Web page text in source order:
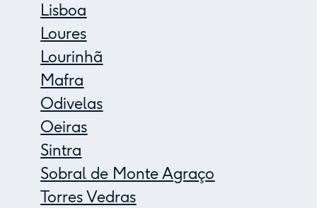
Lisboa
Loures
Lourinhã
Mafra
Odivelas
Oeiras
Sintra
Sobral de Monte Agraço
Torres Vedras